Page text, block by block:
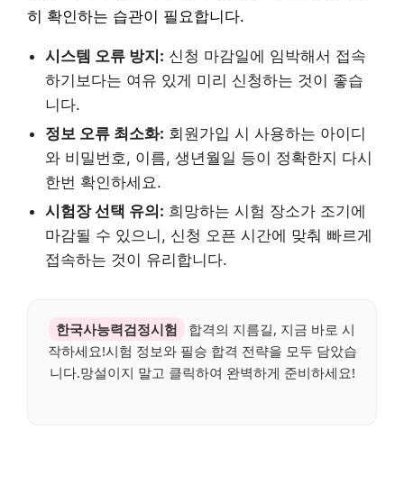
히 확인하는 습관이 필요합니다.
시스템 오류 방지: 신청 마감일에 임박해서 접속
하기보다는 여유 있게 미리 신청하는 것이 좋습
니다.
정보 오류 최소화: 회원가입 시 사용하는 아이디
와 비밀번호, 이름, 생년월일 등이 정확한지 다시
한번 확인하세요.
시험장 선택 유의: 희망하는 시험 장소가 조기에
마감될 수 있으니, 신청 오픈 시간에 맞춰 빠르게
접속하는 것이 유리합니다.
한국사능력검정시험
합격의 지름길, 지금 바로 시
작하세요!시험 정보와 필승 합격 전략을 모두 담았습
니다.망설이지 말고 클릭하여 완벽하게 준비하세요!